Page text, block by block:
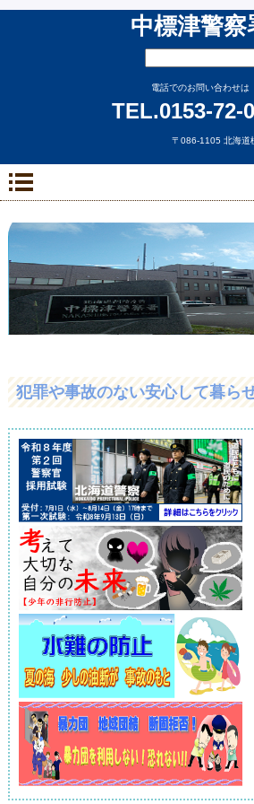
中標津警察
電話でのお問い合わせは
TEL.0153-72-
〒086-1105 北海道
犯罪や事故のない安心して暮ら